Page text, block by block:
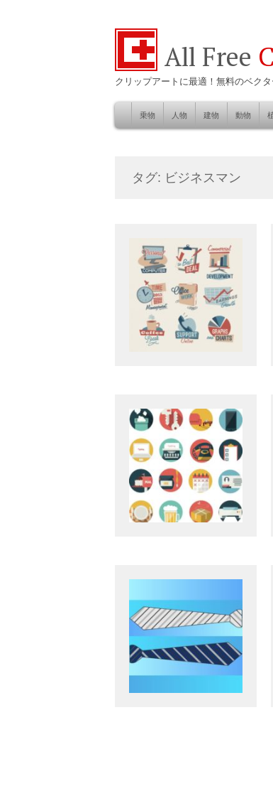
All Free C
クリップアートに最適！無料のベク
Skip
content
乗物 人物 建物 動物
タグ: ビジネスマン